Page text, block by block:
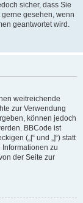
sicher, dass Sie
gesehen, wenn
geantwortet wird.
weitreichende
zur Verwendung
können jedoch
BBCode ist
(„[“ und „]“) statt
Informationen zu
der Seite zur